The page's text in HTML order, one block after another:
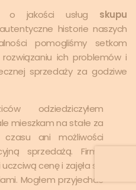
o jakości usług skupu
historie naszych
pomogliśmy setkom
ich problemów i
sprzedaży za godziwe
odziedziczyłem
mieszkam na stałe za
ani możliwości
sprzedażą. Firma
cenę i zajęła się
Mogłem przyjechać